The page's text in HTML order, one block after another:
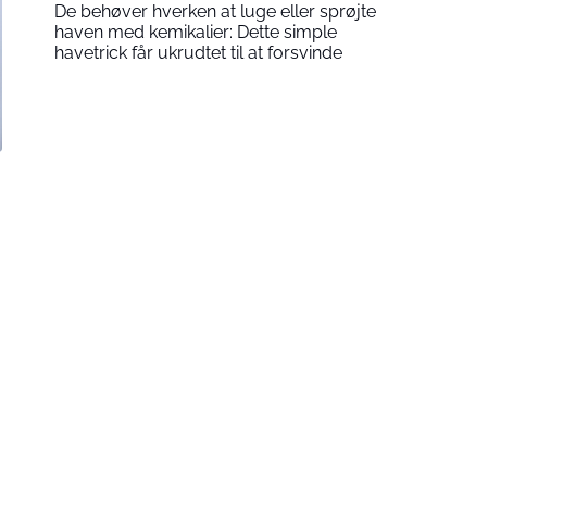
De behøver hverken at luge eller sprøjte
haven med kemikalier: Dette simple
havetrick får ukrudtet til at forsvinde